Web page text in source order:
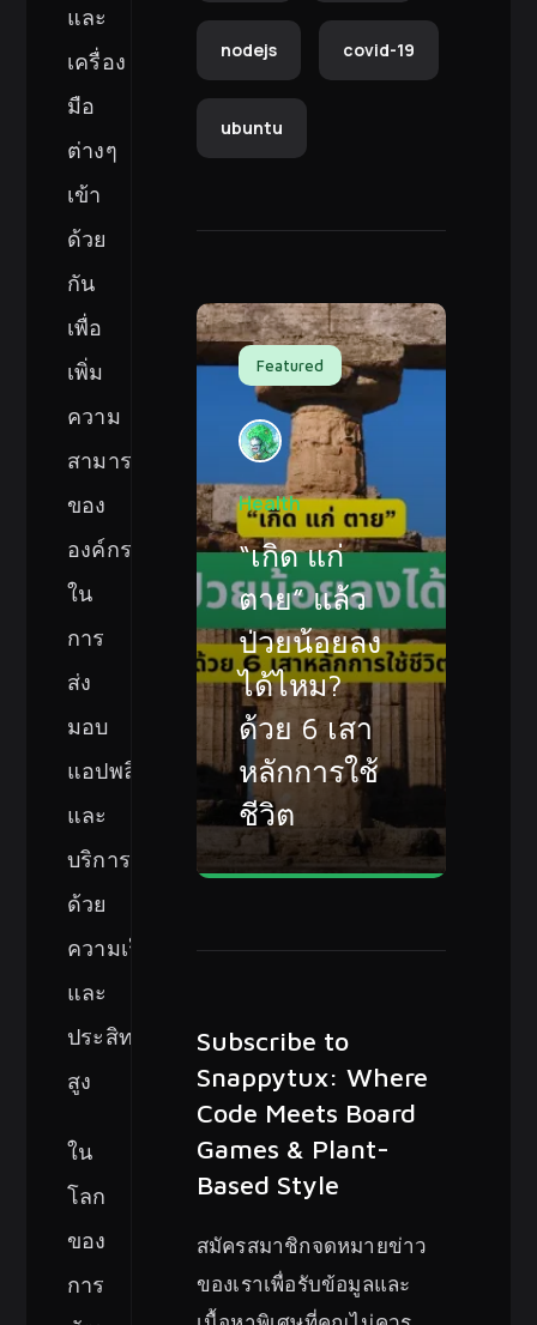
และ
เครื่อง
มือ
ต่างๆ
เข้า
ด้วย
กัน
เพื่อ
เพิ่ม
ความ
สามารถ
ของ
องค์กร
ใน
การ
ส่ง
มอบ
แอปพลิเคชัน
และ
บริการ
ด้วย
ความเร็ว
และ
ประสิทธิภาพ
สูง
ใน
โลก
ของ
การ
nodejs covid-19
ubuntu
Featured
Health
“เกิด แก่
ตาย” แล้ว
ป่วยน้อยลง
ได้ไหม?
ด้วย 6 เสา
หลักการใช้
ชีวิต
Subscribe to
Snappytux: Where
Code Meets Board
Games & Plant-
Based Style
สมัครสมาชิกจดหมายข่าว
ของเราเพื่อรับข้อมูลและ